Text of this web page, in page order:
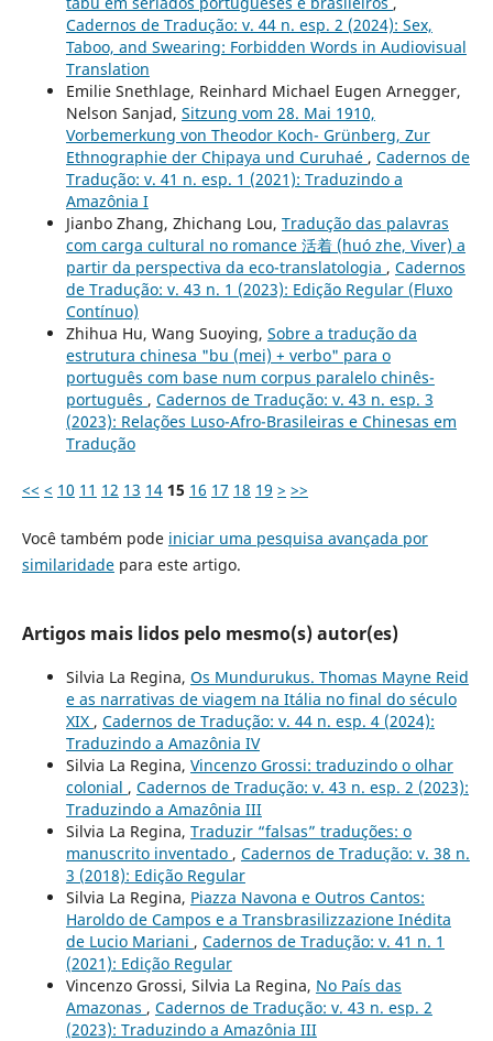
Cadernos de Tradução: v. 44 n. esp. 2 (2024): Sex,
Taboo, and Swearing: Forbidden Words in Audiovisual
Translation
Emilie Snethlage, Reinhard Michael Eugen Arnegger,
Nelson Sanjad, Sitzung vom 28. Mai 1910,
Vorbemerkung von Theodor Koch- Grünberg, Zur
Ethnographie der Chipaya und Curuhaé , Cadernos de
Tradução: v. 41 n. esp. 1 (2021): Traduzindo a
Amazônia I
Jianbo Zhang, Zhichang Lou, Tradução das palavras
com carga cultural no romance 活着 (huó zhe, Viver) a
partir da perspectiva da eco-translatologia , Cadernos
de Tradução: v. 43 n. 1 (2023): Edição Regular (Fluxo
Contínuo)
Zhihua Hu, Wang Suoying, Sobre a tradução da
estrutura chinesa "bu (mei) + verbo" para o
português com base num corpus paralelo chinês-
português , Cadernos de Tradução: v. 43 n. esp. 3
(2023): Relações Luso-Afro-Brasileiras e Chinesas em
Tradução
<< < 10 11 12 13 14 15 16 17 18 19 > >>
Você também pode iniciar uma pesquisa avançada por
similaridadepara este artigo.
Artigos mais lidos pelo mesmo(s) autor(es)
Silvia La Regina, Os Mundurukus. Thomas Mayne Reid
e as narrativas de viagem na Itália no final do século
XIX , Cadernos de Tradução: v. 44 n. esp. 4 (2024):
Traduzindo a Amazônia IV
Silvia La Regina, Vincenzo Grossi: traduzindo o olhar
colonial , Cadernos de Tradução: v. 43 n. esp. 2 (2023):
Traduzindo a Amazônia III
Silvia La Regina, Traduzir “falsas” traduções: o
manuscrito inventado , Cadernos de Tradução: v. 38 n.
3 (2018): Edição Regular
Silvia La Regina, Piazza Navona e Outros Cantos:
Haroldo de Campos e a Transbrasilizzazione Inédita
de Lucio Mariani , Cadernos de Tradução: v. 41 n. 1
(2021): Edição Regular
Vincenzo Grossi, Silvia La Regina, No País das
Amazonas , Cadernos de Tradução: v. 43 n. esp. 2
(2023): Traduzindo a Amazônia III